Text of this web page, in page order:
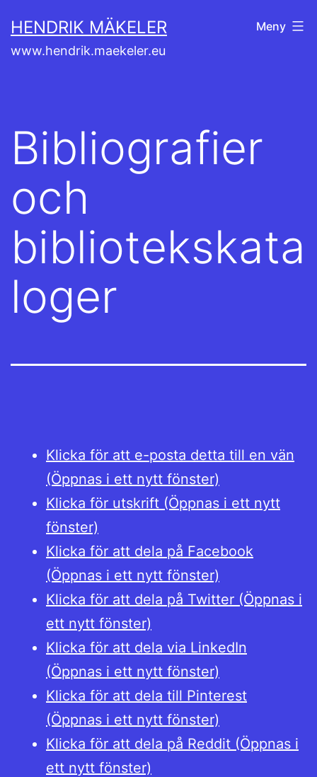
till
innehåll
HENDRIK MÄKELER
www.hendrik.maekeler.eu
Meny
Bibliografier
och
bibliotekskata
loger
Klicka för att e-posta detta till en vän
(Öppnas i ett nytt fönster)
Klicka för utskrift (Öppnas i ett nytt
fönster)
Klicka för att dela på Facebook
(Öppnas i ett nytt fönster)
Klicka för att dela på Twitter (Öppnas i
ett nytt fönster)
Klicka för att dela via LinkedIn
(Öppnas i ett nytt fönster)
Klicka för att dela till Pinterest
(Öppnas i ett nytt fönster)
Klicka för att dela på Reddit (Öppnas i
ett nytt fönster)